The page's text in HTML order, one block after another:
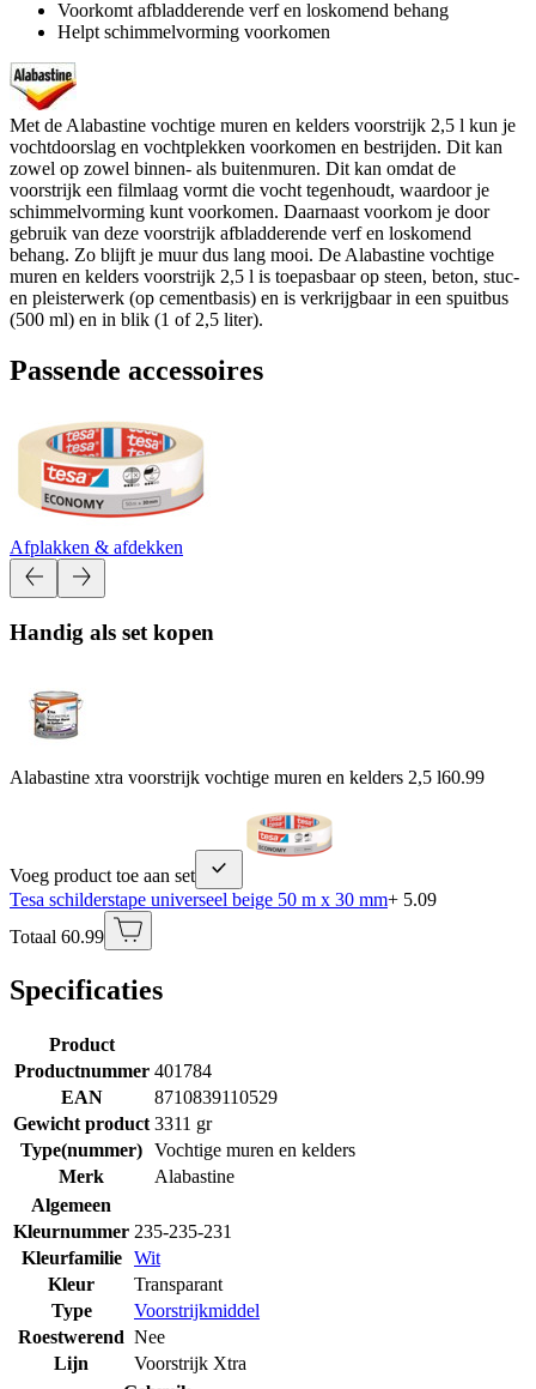
Voorkomt afbladderende verf en loskomend behang
Helpt schimmelvorming voorkomen
Met de Alabastine vochtige muren en kelders voorstrijk 2,5 l kun je
vochtdoorslag en vochtplekken voorkomen en bestrijden. Dit kan
zowel op zowel binnen- als buitenmuren. Dit kan omdat de
voorstrijk een filmlaag vormt die vocht tegenhoudt, waardoor je
schimmelvorming kunt voorkomen. Daarnaast voorkom je door
gebruik van deze voorstrijk afbladderende verf en loskomend
behang. Zo blijft je muur dus lang mooi. De Alabastine vochtige
muren en kelders voorstrijk 2,5 l is toepasbaar op steen, beton, stuc-
en pleisterwerk (op cementbasis) en is verkrijgbaar in een spuitbus
(500 ml) en in blik (1 of 2,5 liter).
Passende accessoires
Afplakken & afdekken
Handig als set kopen
Alabastine xtra voorstrijk vochtige muren en kelders 2,5 l60.99
Voeg product toe aan set
Tesa schilderstape universeel beige 50 m x 30 mm+ 5.09
Totaal 60.99
Specificaties
Product
Productnummer 401784
EAN
8710839110529
Gewicht product 3311 gr
Type(nummer) Vochtige muren en kelders
Merk
Alabastine
Algemeen
Kleurnummer 235-235-231
Kleurfamilie
Wit
Kleur
Transparant
Type
Voorstrijkmiddel
Roestwerend Nee
Lijn
Voorstrijk Xtra